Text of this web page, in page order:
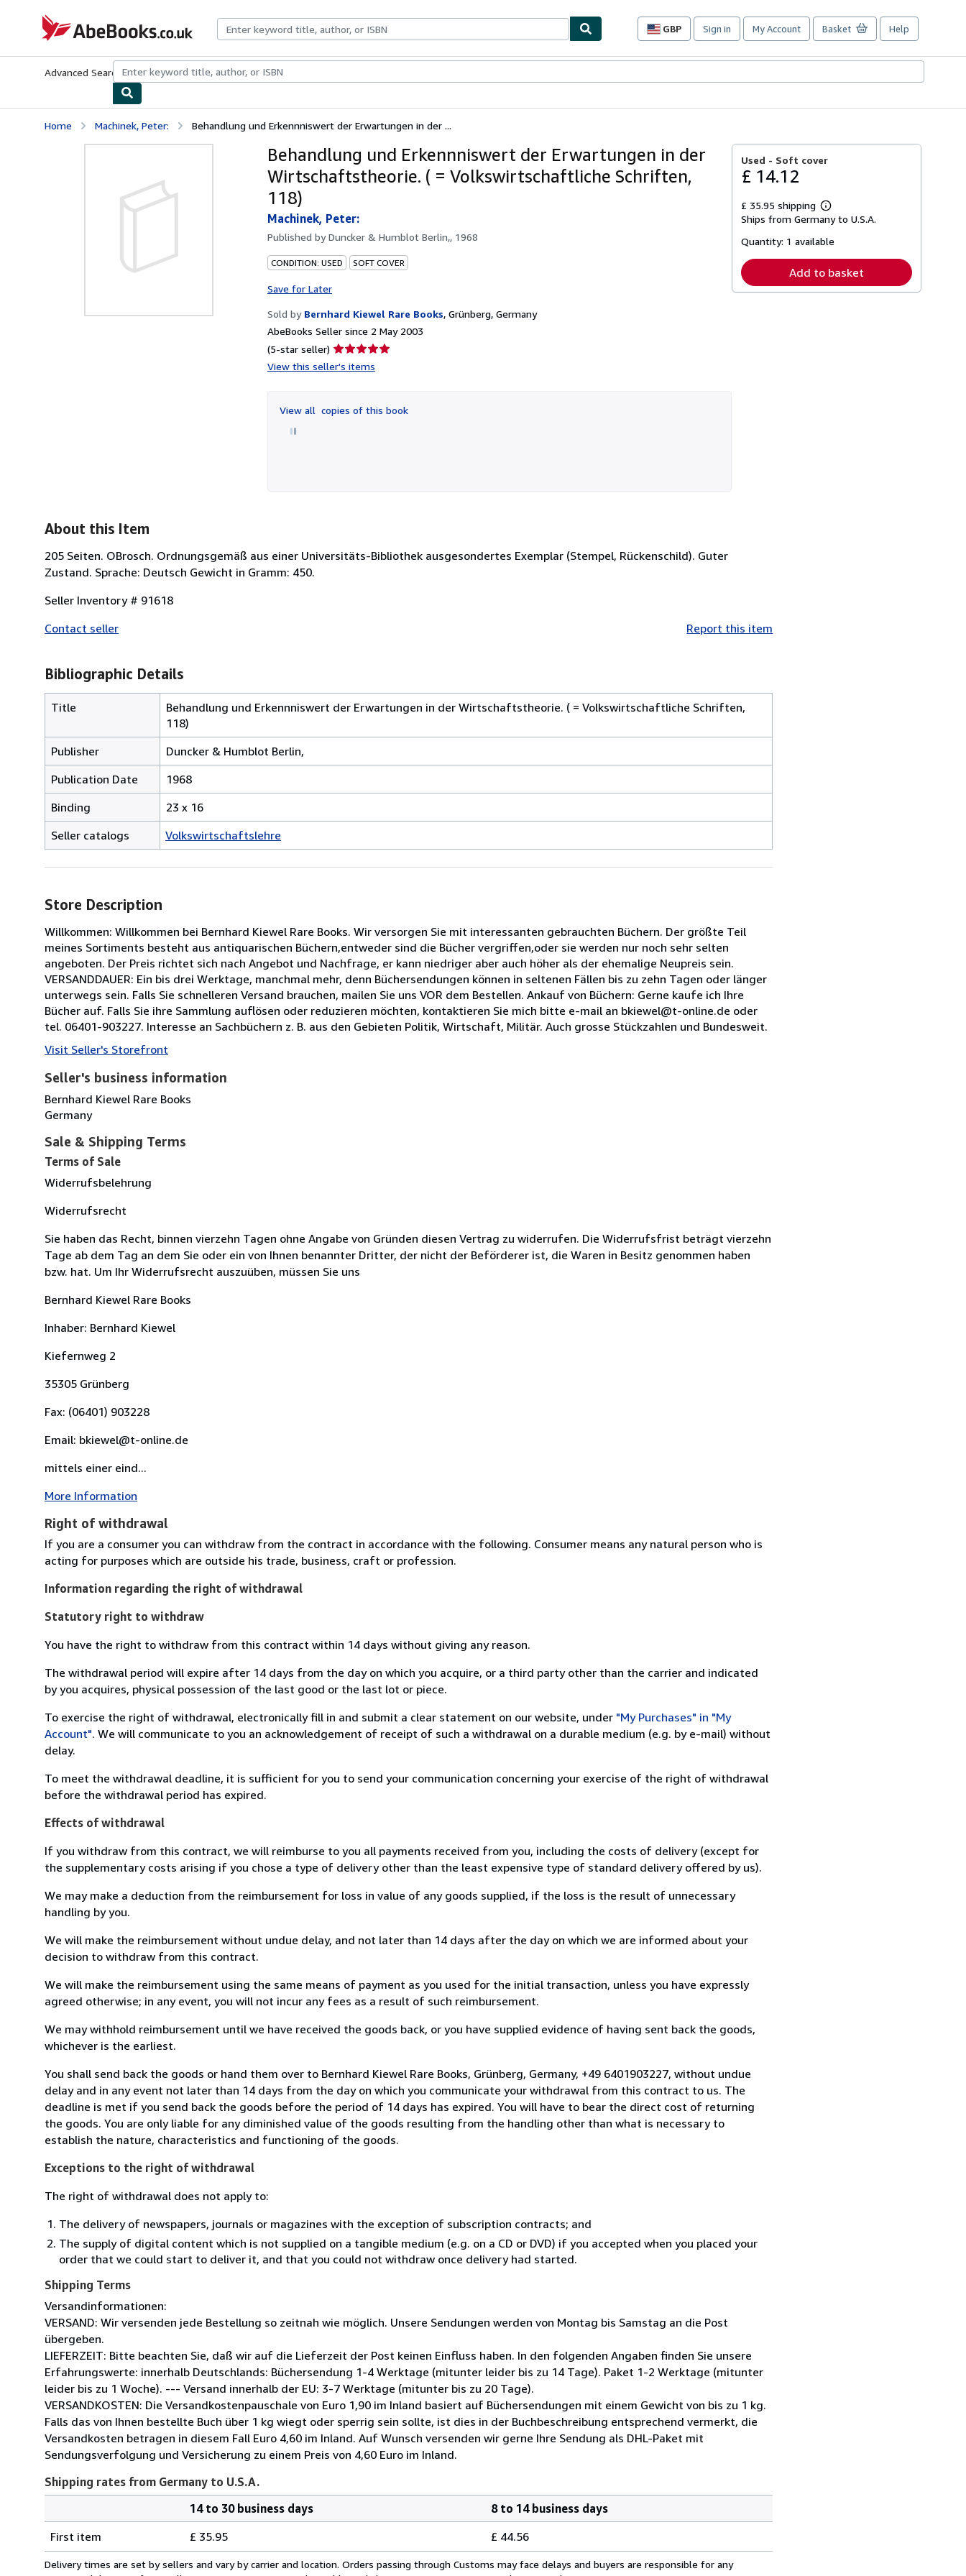
AbeBooks.co.uk
GBP
Site
preferences
Sign in My Account Basket Help
Advanced Search Browse CollectionsRare BooksArt & Collectables
Home Machinek, Peter: Behandlung und Erkennniswert der Erwartungen in der ...
Behandlung und Erkennniswert der Erwartungen in der
Wirtschaftstheorie. ( = Volkswirtschaftliche Schriften,
118)
Machinek, Peter:
Published byDuncker & Humblot Berlin,, 1968
CONDITION: USED SOFT COVER
Save for Later
Sold by Bernhard Kiewel Rare Books, Grünberg, Germany
AbeBooks Seller since 2 May 2003
(5-star seller) Seller
rating
of
5
View this seller's items
View all copies of this book
Used - Soft cover
£ 14.12
£ 35.95 shipping
Learn
more
shipping
Ships from Germany to U.S.A.
Quantity: 1 available
Add to basket
About this Item
205 Seiten. OBrosch. Ordnungsgemäß aus einer Universitäts-Bibliothek ausgesondertes Exemplar (Stempel, Rückenschild). Guter
Zustand. Sprache: Deutsch Gewicht in Gramm: 450.
Seller Inventory # 91618
Contact seller
Report this item
Bibliographic Details
Title
Behandlung und Erkennniswert der Erwartungen in der Wirtschaftstheorie. ( = Volkswirtschaftliche Schriften,
118)
Publisher
Duncker & Humblot Berlin,
Publication Date
1968
Binding
23 x 16
Seller catalogs
Volkswirtschaftslehre
Store Description
Willkommen: Willkommen bei Bernhard Kiewel Rare Books. Wir versorgen Sie mit interessanten gebrauchten Büchern. Der größte Teil
meines Sortiments besteht aus antiquarischen Büchern,entweder sind die Bücher vergriffen,oder sie werden nur noch sehr selten
angeboten. Der Preis richtet sich nach Angebot und Nachfrage, er kann niedriger aber auch höher als der ehemalige Neupreis sein.
VERSANDDAUER: Ein bis drei Werktage, manchmal mehr, denn Büchersendungen können in seltenen Fällen bis zu zehn Tagen oder länger
unterwegs sein. Falls Sie schnelleren Versand brauchen, mailen Sie uns VOR dem Bestellen. Ankauf von Büchern: Gerne kaufe ich Ihre
Bücher auf. Falls Sie ihre Sammlung auflösen oder reduzieren möchten, kontaktieren Sie mich bitte e-mail an bkiewel@t-online.de oder
tel. 06401-903227. Interesse an Sachbüchern z. B. aus den Gebieten Politik, Wirtschaft, Militär. Auch grosse Stückzahlen und Bundesweit.
Visit Seller's Storefront
Seller's business information
Bernhard Kiewel Rare Books
Germany
Sale & Shipping Terms
Terms of Sale
Widerrufsbelehrung
Widerrufsrecht
Sie haben das Recht, binnen vierzehn Tagen ohne Angabe von Gründen diesen Vertrag zu widerrufen. Die Widerrufsfrist beträgt vierzehn
Tage ab dem Tag an dem Sie oder ein von Ihnen benannter Dritter, der nicht der Beförderer ist, die Waren in Besitz genommen haben
bzw. hat. Um Ihr Widerrufsrecht auszuüben, müssen Sie uns
Bernhard Kiewel Rare Books
Inhaber: Bernhard Kiewel
Kiefernweg 2
35305 Grünberg
Fax: (06401) 903228
Email: bkiewel@t-online.de
mittels einer eind...
More Information
Right of withdrawal
If you are a consumer you can withdraw from the contract in accordance with the following. Consumer means any natural person who is
acting for purposes which are outside his trade, business, craft or profession.
Information regarding the right of withdrawal
Statutory right to withdraw
You have the right to withdraw from this contract within 14 days without giving any reason.
The withdrawal period will expire after 14 days from the day on which you acquire, or a third party other than the carrier and indicated
by you acquires, physical possession of the last good or the last lot or piece.
To exercise the right of withdrawal, electronically fill in and submit a clear statement on our website, under "My Purchases" in "My
Account". We will communicate to you an acknowledgement of receipt of such a withdrawal on a durable medium (e.g. by e-mail) without
delay.
To meet the withdrawal deadline, it is sufficient for you to send your communication concerning your exercise of the right of withdrawal
before the withdrawal period has expired.
Effects of withdrawal
If you withdraw from this contract, we will reimburse to you all payments received from you, including the costs of delivery (except for
the supplementary costs arising if you chose a type of delivery other than the least expensive type of standard delivery offered by us).
We may make a deduction from the reimbursement for loss in value of any goods supplied, if the loss is the result of unnecessary
handling by you.
We will make the reimbursement without undue delay, and not later than 14 days after the day on which we are informed about your
decision to withdraw from this contract.
We will make the reimbursement using the same means of payment as you used for the initial transaction, unless you have expressly
agreed otherwise; in any event, you will not incur any fees as a result of such reimbursement.
We may withhold reimbursement until we have received the goods back, or you have supplied evidence of having sent back the goods,
whichever is the earliest.
You shall send back the goods or hand them over to Bernhard Kiewel Rare Books, Grünberg, Germany, +49 6401903227, without undue
delay and in any event not later than 14 days from the day on which you communicate your withdrawal from this contract to us. The
deadline is met if you send back the goods before the period of 14 days has expired. You will have to bear the direct cost of returning
the goods. You are only liable for any diminished value of the goods resulting from the handling other than what is necessary to
establish the nature, characteristics and functioning of the goods.
Exceptions to the right of withdrawal
The right of withdrawal does not apply to:
The delivery of newspapers, journals or magazines with the exception of subscription contracts; and
The supply of digital content which is not supplied on a tangible medium (e.g. on a CD or DVD) if you accepted when you placed your
order that we could start to deliver it, and that you could not withdraw once delivery had started.
Shipping Terms
Versandinformationen:
VERSAND: Wir versenden jede Bestellung so zeitnah wie möglich. Unsere Sendungen werden von Montag bis Samstag an die Post
übergeben.
LIEFERZEIT: Bitte beachten Sie, daß wir auf die Lieferzeit der Post keinen Einfluss haben. In den folgenden Angaben finden Sie unsere
Erfahrungswerte: innerhalb Deutschlands: Büchersendung 1-4 Werktage (mitunter leider bis zu 14 Tage). Paket 1-2 Werktage (mitunter
leider bis zu 1 Woche). --- Versand innerhalb der EU: 3-7 Werktage (mitunter bis zu 20 Tage).
VERSANDKOSTEN: Die Versandkostenpauschale von Euro 1,90 im Inland basiert auf Büchersendungen mit einem Gewicht von bis zu 1 kg.
Falls das von Ihnen bestellte Buch über 1 kg wiegt oder sperrig sein sollte, ist dies in der Buchbeschreibung entsprechend vermerkt, die
Versandkosten betragen in diesem Fall Euro 4,60 im Inland. Auf Wunsch versenden wir gerne Ihre Sendung als DHL-Paket mit
Sendungsverfolgung und Versicherung zu einem Preis von 4,60 Euro im Inland.
Shipping rates from Germany to U.S.A.
rates
from
14 to 30 business days
8 to 14 business days
First item
£ 35.95 £ 44.56
Delivery times are set by sellers and vary by carrier and location. Orders passing through Customs may face delays and buyers are responsible for any